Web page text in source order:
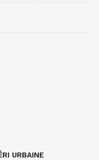
URBAINE